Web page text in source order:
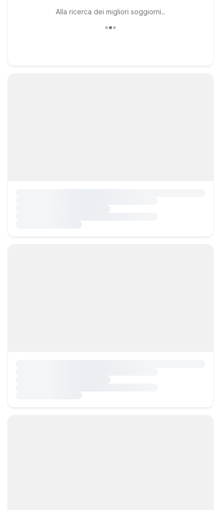
Alla ricerca dei migliori soggiorni..